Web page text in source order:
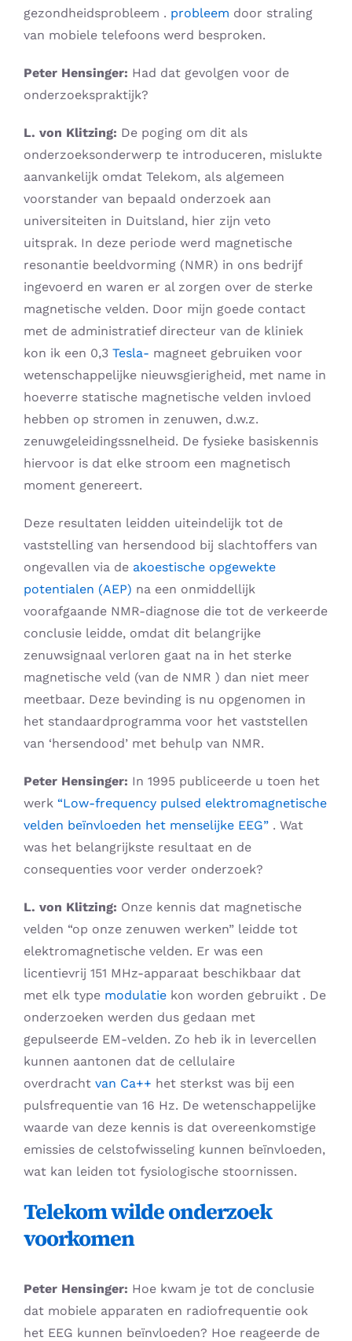
gezondheidsprobleem . probleem door straling
van mobiele telefoons werd besproken.
Peter Hensinger: Had dat gevolgen voor de
onderzoekspraktijk?
L. von Klitzing: De poging om dit als
onderzoeksonderwerp te introduceren, mislukte
aanvankelijk omdat Telekom, als algemeen
voorstander van bepaald onderzoek aan
universiteiten in Duitsland, hier zijn veto
uitsprak. In deze periode werd magnetische
resonantie beeldvorming (NMR) in ons bedrijf
ingevoerd en waren er al zorgen over de sterke
magnetische velden. Door mijn goede contact
met de administratief directeur van de kliniek
kon ik een 0,3 Tesla- magneet gebruiken voor
wetenschappelijke nieuwsgierigheid, met name in
hoeverre statische magnetische velden invloed
hebben op stromen in zenuwen, d.w.z.
zenuwgeleidingssnelheid. De fysieke basiskennis
hiervoor is dat elke stroom een ​​magnetisch
moment genereert.
Deze resultaten leidden uiteindelijk tot de
vaststelling van hersendood bij slachtoffers van
ongevallen via de akoestische opgewekte
potentialen (AEP) na een onmiddellijk
voorafgaande NMR-diagnose die tot de verkeerde
conclusie leidde, omdat dit belangrijke
zenuwsignaal verloren gaat na in het sterke
magnetische veld (van de NMR ) dan niet meer
meetbaar. Deze bevinding is nu opgenomen in
het standaardprogramma voor het vaststellen
van ‘hersendood’ met behulp van NMR.
Peter Hensinger: In 1995 publiceerde u toen het
werk “Low-frequency pulsed elektromagnetische
velden beïnvloeden het menselijke EEG” . Wat
was het belangrijkste resultaat en de
consequenties voor verder onderzoek?
L. von Klitzing: Onze kennis dat magnetische
velden “op onze zenuwen werken” leidde tot
elektromagnetische velden. Er was een
licentievrij 151 MHz-apparaat beschikbaar dat
met elk type modulatie kon worden gebruikt . De
onderzoeken werden dus gedaan met
gepulseerde EM-velden. Zo heb ik in levercellen
kunnen aantonen dat de cellulaire
overdracht van Ca++ het sterkst was bij een
pulsfrequentie van 16 Hz. De wetenschappelijke
waarde van deze kennis is dat overeenkomstige
emissies de celstofwisseling kunnen beïnvloeden,
wat kan leiden tot fysiologische stoornissen.
Telekom wilde onderzoek
voorkomen
Peter Hensinger: Hoe kwam je tot de conclusie
dat mobiele apparaten en radiofrequentie ook
het EEG kunnen beïnvloeden? Hoe reageerde de